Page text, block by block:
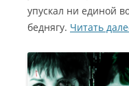
Г
м
о
м
э
р
р
0
1
упускал ни единой
беднягу. Читать